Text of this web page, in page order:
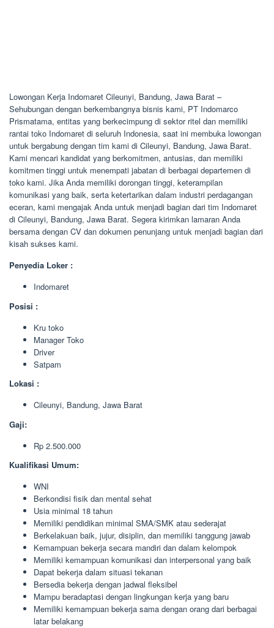
Lowongan Kerja Indomaret Cileunyi, Bandung, Jawa Barat –
Sehubungan dengan berkembangnya bisnis kami, PT Indomarco
Prismatama, entitas yang berkecimpung di sektor ritel dan memiliki
rantai toko Indomaret di seluruh Indonesia, saat ini membuka lowongan
untuk bergabung dengan tim kami di Cileunyi, Bandung, Jawa Barat.
Kami mencari kandidat yang berkomitmen, antusias, dan memiliki
komitmen tinggi untuk menempati jabatan di berbagai departemen di
toko kami. Jika Anda memiliki dorongan tinggi, keterampilan
komunikasi yang baik, serta ketertarikan dalam industri perdagangan
eceran, kami mengajak Anda untuk menjadi bagian dari tim Indomaret
di Cileunyi, Bandung, Jawa Barat. Segera kirimkan lamaran Anda
bersama dengan CV dan dokumen penunjang untuk menjadi bagian dari
kisah sukses kami.
Penyedia Loker :
Indomaret
Posisi :
Kru toko
Manager Toko
Driver
Satpam
Lokasi :
Cileunyi, Bandung, Jawa Barat
Gaji:
Rp 2.500.000
Kualifikasi Umum:
WNI
Berkondisi fisik dan mental sehat
Usia minimal 18 tahun
Memiliki pendidikan minimal SMA/SMK atau sederajat
Berkelakuan baik, jujur, disiplin, dan memiliki tanggung jawab
Kemampuan bekerja secara mandiri dan dalam kelompok
Memiliki kemampuan komunikasi dan interpersonal yang baik
Dapat bekerja dalam situasi tekanan
Bersedia bekerja dengan jadwal fleksibel
Mampu beradaptasi dengan lingkungan kerja yang baru
Memiliki kemampuan bekerja sama dengan orang dari berbagai
latar belakang